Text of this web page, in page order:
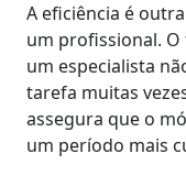
A eficiência é
um profissional.
um especialista
tarefa muitas
assegura que o
um período mais